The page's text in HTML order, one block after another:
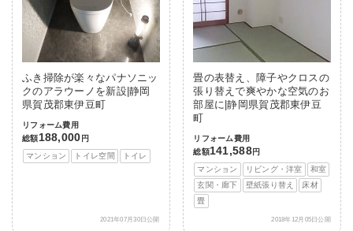
ふき掃除が楽々なパナソニッ
クのアラウーノを新設|静岡
県賀茂郡東伊豆町
リフォーム費用
総額188,000 円
マンション
トイレ空間 トイレ
2021年07月30日公開
畳の表替え、障子やクロスの
張り替えで爽やかな空気のお
部屋に|静岡県賀茂郡東伊豆
町
リフォーム費用
総額141,588円
マンション
リビング・洋室
和室
玄関・廊下
壁紙張り替え
床材
畳
2018年12月05日公開